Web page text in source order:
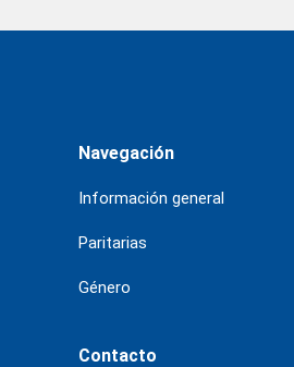
Navegación
Información general
Paritarias
Género
Contacto